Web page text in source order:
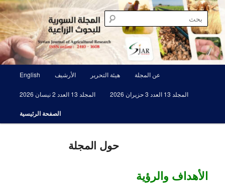
تخطي
إلى
المحتوى
الأساسيالمجلة السورية للبحوث الزراعية SJAR
مجلة علمية محكمة تصدرها الهيئة العامة للبحوث العلمية الزراعية
English الأرشيف هيئة التحرير عن المجلة
المجلد 13 العدد 2 نيسان 2026 المجلد 13 العدد 3 حزيران 2026
الصفحة الرئيسية
حول المجلة
الأهداف والرؤية